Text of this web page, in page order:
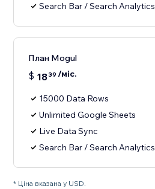
Search Bar / Search Analytics
План Mogul
$ 1839 /міс.
15000 Data Rows
Unlimited Google Sheets
Live Data Sync
Search Bar / Search Analytics
* Ціна вказана у USD.